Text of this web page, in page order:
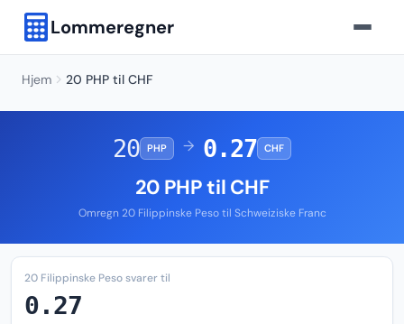
Lommeregner
Hjem 20 PHP til CHF
20 PHP → 0.27 CHF
20 PHP til CHF
Omregn 20 Filippinske Peso til Schweiziske Franc
20 Filippinske Peso svarer til
0.27